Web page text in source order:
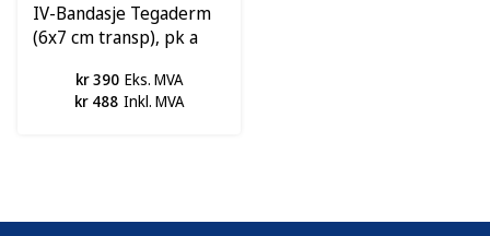
IV-Bandasje Tegaderm
(6x7 cm transp), pk a
kr 390 Eks. MVA
kr 488 Inkl. MVA